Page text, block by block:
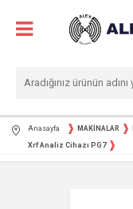
Anasayfa MAKİNALAR
Xrf Analiz Cihazı PG7